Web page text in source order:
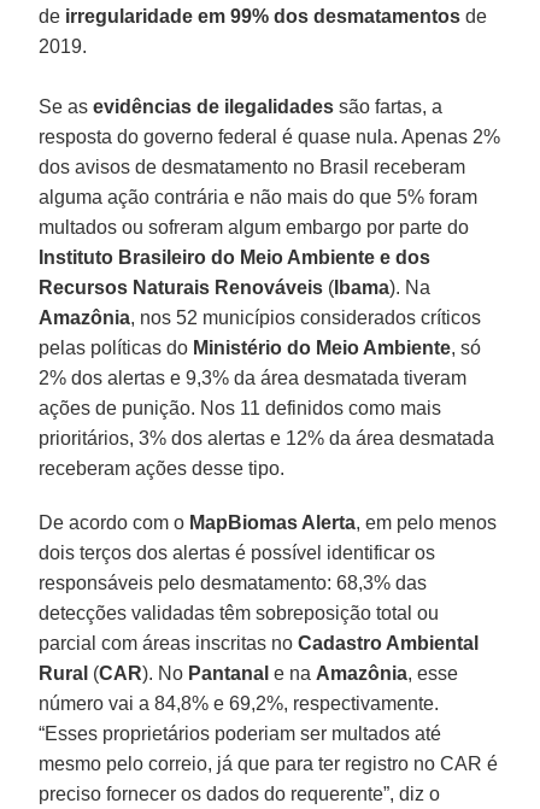
de irregularidade em 99% dos desmatamentos de
2019.
Se asevidências de ilegalidades são fartas, a
resposta do governo federal é quase nula. Apenas 2%
dos avisos de desmatamento no Brasil receberam
alguma ação contrária e não mais do que 5% foram
multados ou sofreram algum embargo por parte do
Instituto Brasileiro do Meio Ambiente e dos
Recursos Naturais Renováveis ( Ibama). Na
Amazônia, nos 52 municípios considerados críticos
pelas políticas do Ministério do Meio Ambiente, só
2% dos alertas e 9,3% da área desmatada tiveram
ações de punição. Nos 11 definidos como mais
prioritários, 3% dos alertas e 12% da área desmatada
receberam ações desse tipo.
De acordo com o MapBiomas Alerta, em pelo menos
dois terços dos alertas é possível identificar os
responsáveis pelo desmatamento: 68,3% das
detecções validadas têm sobreposição total ou
parcial com áreas inscritas noCadastro Ambiental
Rural (CAR). No Pantanal e na Amazônia, esse
número vai a 84,8% e 69,2%, respectivamente.
“Esses proprietários poderiam ser multados até
mesmo pelo correio, já que para ter registro no CAR é
preciso fornecer os dados do requerente”, diz o